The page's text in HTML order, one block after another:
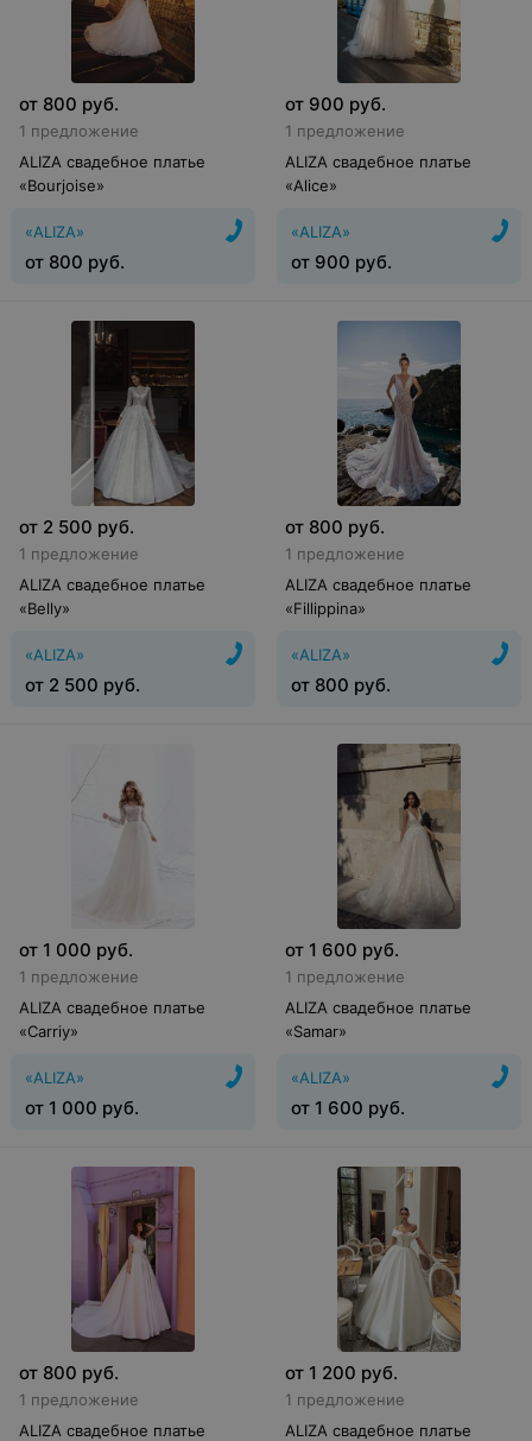
от 800 руб.
1 предложение
ALIZA свадебное платье
«Bourjoise»
«ALIZA»
от 800 руб.
от 900 руб.
1 предложение
ALIZA свадебное платье
«Alice»
«ALIZA»
от 900 руб.
от 2 500 руб.
1 предложение
ALIZA свадебное платье
«Belly»
«ALIZA»
от 2 500 руб.
от 800 руб.
1 предложение
ALIZA свадебное платье
«Fillippina»
«ALIZA»
от 800 руб.
от 1 000 руб.
1 предложение
ALIZA свадебное платье
«Carriy»
«ALIZA»
от 1 000 руб.
от 1 600 руб.
1 предложение
ALIZA свадебное платье
«Samar»
«ALIZA»
от 1 600 руб.
от 800 руб.
1 предложение
ALIZA свадебное платье
от 1 200 руб.
1 предложение
ALIZA свадебное платье